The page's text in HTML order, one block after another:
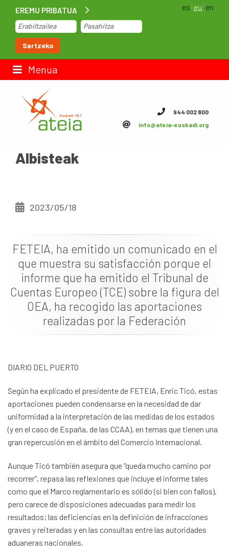
EREMU PRIBATUA
Sartzeko
es eu en
Menua
Hasiera
Lan-poltsa
Kontaktua
Dokumentazioa
Albisteak
944 002 800
info@ateia-euskadi.org
Albisteak
2023/05/18
FETEIA, ha emitido un comunicado en el
que muestra su satisfacción porque el
informe que ha emitido el Tribunal de
Cuentas Europeo (TCE) sobre la figura del
OEA, ha recogido las aportaciones
realizadas por la Federación
DIARIO DEL PUERTO
Según ha explicado el presidente de FETEIA, Enric Ticó, estas
aportaciones pueden condensarse en la necesidad de dar
uniformidad a la interpretación de las medidas de los estados
(y en el caso de España, de las CCAA), en temas que tienen una
gran repercusión en el ámbito del Comercio Internacional.
Aunque Ticó también asegura que “queda mucho camino por
recorrer”, repasa las reflexiones que incluye el informe tales
como que el Marco reglamentario es sólido (si bien con fallos),
pero carece de disposiciones adecuadas para medir los
resultados; las deficiencias en la definición de infracciones
graves y reiteradas y en las consultas entre las autoridades
aduaneras nacionales.